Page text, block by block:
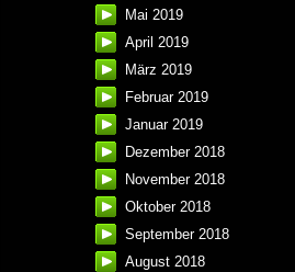
Mai 2019
April 2019
März 2019
Februar 2019
Januar 2019
Dezember 2018
November 2018
Oktober 2018
September 2018
August 2018